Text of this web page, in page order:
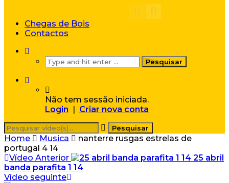
Chegas de Bois
Contactos
Não tem sessão iniciada.
Login
Criar nova conta
Home Musica
nanterre rusgas estrelas de
portugal 4 14
Vídeo Anterior
25 abril
banda parafita 1 14
Vídeo seguinte